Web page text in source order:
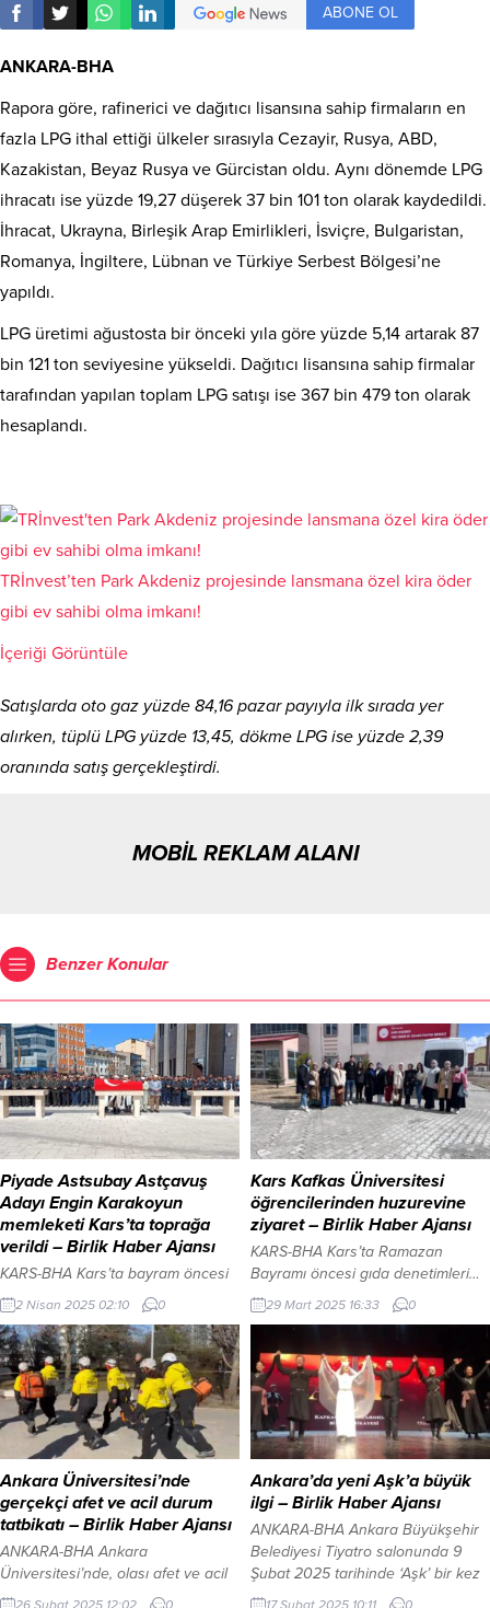
ABONE OL
ANKARA-BHA
Rapora göre, rafinerici ve dağıtıcı lisansına sahip firmaların en
fazla LPG ithal ettiği ülkeler sırasıyla Cezayir, Rusya, ABD,
Kazakistan, Beyaz Rusya ve Gürcistan oldu. Aynı dönemde LPG
ihracatı ise yüzde 19,27 düşerek 37 bin 101 ton olarak kaydedildi.
İhracat, Ukrayna, Birleşik Arap Emirlikleri, İsviçre, Bulgaristan,
Romanya, İngiltere, Lübnan ve Türkiye Serbest Bölgesi’ne
yapıldı.
LPG üretimi ağustosta bir önceki yıla göre yüzde 5,14 artarak 87
bin 121 ton seviyesine yükseldi. Dağıtıcı lisansına sahip firmalar
tarafından yapılan toplam LPG satışı ise 367 bin 479 ton olarak
hesaplandı.
TRİnvest’ten Park Akdeniz projesinde lansmana özel kira öder
gibi ev sahibi olma imkanı!
İçeriği Görüntüle
Satışlarda oto gaz yüzde 84,16 pazar payıyla ilk sırada yer
alırken, tüplü LPG yüzde 13,45, dökme LPG ise yüzde 2,39
oranında satış gerçekleştirdi.
MOBİL REKLAM ALANI
Benzer Konular
Piyade Astsubay Astçavuş
Adayı Engin Karakoyun
memleketi Kars’ta toprağa
verildi – Birlik Haber Ajansı
KARS-BHA Kars’ta bayram öncesi
iki otomobil çarpıştı: 7 yaralı
İstanbul Tuzla Piyade Okulu
Komutanlığında geçirdiği
rahatsızlık sonucu hayatını
kaybeden kursiyer olarak eğitim
gören P.Asb.Açvş. Ady. Engin
Karakoyun(29) memleketi Kars’ta
toprağa verildi. Kars’ın Digor
Şirince köyünde ikamet eden
Engin Karakoyun, vatani görevini
tamamladıktan sonra askerde
kalmak için müracaat etti. Sınavı
başarıyla...
2 Nisan 2025 02:10 0
Kars Kafkas Üniversitesi
öğrencilerinden huzurevine
ziyaret – Birlik Haber Ajansı
KARS-BHA Kars’ta Ramazan
Bayramı öncesi gıda denetimleri…
18-24 Mart Yaşlılar Haftası
münasebetiyle ve Ramazan
Üniversitesi Atatürk Sağlık
Hizmetleri Meslek Yüksekokulu
Yaşlı Bakım ve Evde Hasta Bakım
Programı öğrencileri Kars
Huzurevi’ni ziyaret ettiler. Yaşlı ve
engellilerle sohbet eden
öğrenciler, onlarla çeşitli etkinlikler
düzenleyerek hoş vakit geçirdiler.
29 Mart 2025 16:33 0
Ankara Üniversitesi’nde
gerçekçi afet ve acil durum
tatbikatı – Birlik Haber Ajansı
ANKARA-BHA Ankara
Üniversitesi’nde, olası afet ve acil
durumlara hazırlık kapsamında
26 Şubat 2025 12:02 0
Ankara’da yeni Aşk’a büyük
ilgi – Birlik Haber Ajansı
ANKARA-BHA Ankara Büyükşehir
Belediyesi Tiyatro salonunda 9
Şubat 2025 tarihinde ‘Aşk’ bir kez
daha sahne aldı. Burak
17 Şubat 2025 10:11 0